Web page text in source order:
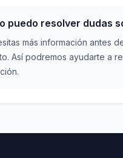
puedo resolver dudas
más información antes
Así podremos ayudarte a